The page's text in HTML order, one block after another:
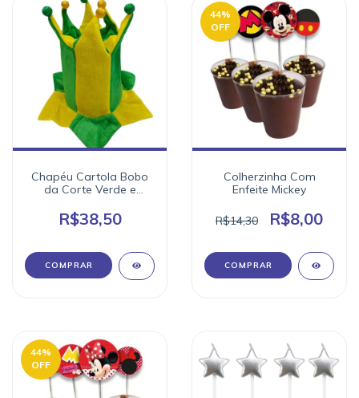
Chapéu Cartola Bobo
da Corte Verde e
R$38,50
44%
OFF
Colherzinha Com
Enfeite Mickey
R$14,30 R$8,00
44%
OFF